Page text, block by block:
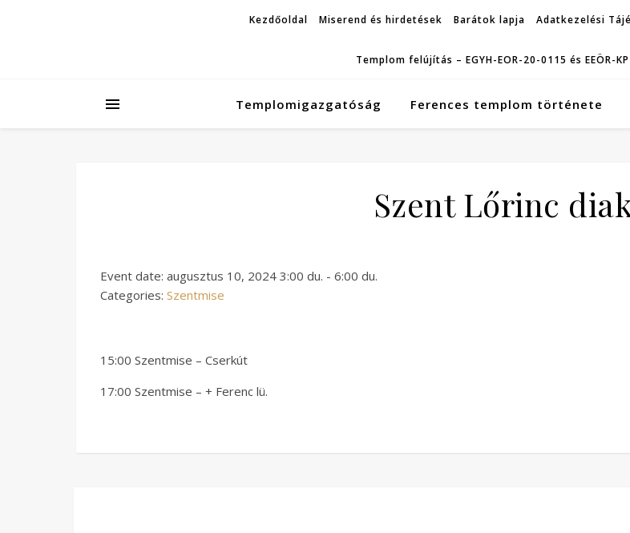
Kezdőoldal Miserend és hirdetések Barátok lapja Adatkezelési
Templom felújítás – EGYH-EOR-20-0115 és EEÖR-
Templomigazgatóság Ferences templom története
Szent Lőrinc
Event date: augusztus 10, 2024 3:00 du. - 6:00 du.
Categories: Szentmise
15:00 Szentmise – Cserkút
17:00 Szentmise – + Ferenc lü.